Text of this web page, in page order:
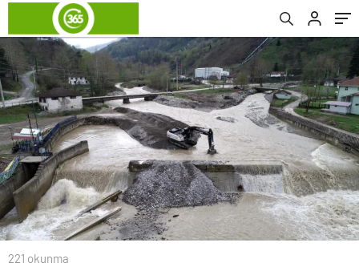
projeleri hakkında konuştu
221 okunma